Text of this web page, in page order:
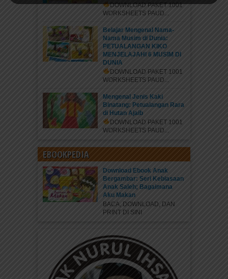
DOWNLOAD PAKET 1001
WORKSHEETS PAUD...
Belajar Mengenal Nama-
Nama Musim di Dunia:
PETUALANGAN KIKO
MENJELAJAHI 6 MUSIM DI
DUNIA
DOWNLOAD PAKET 1001
WORKSHEETS PAUD...
Mengenal Jenis Kaki
Binatang: Petualangan Rara
di Hutan Ajaib
DOWNLOAD PAKET 1001
WORKSHEETS PAUD...
EBOOKPEDIA
Download Ebook Anak
Bergambar: Seri Kebiasaan
Anak Saleh; Bagaimana
Aku Makan
BACA, DOWNLOAD, DAN
PRINT DI SINI